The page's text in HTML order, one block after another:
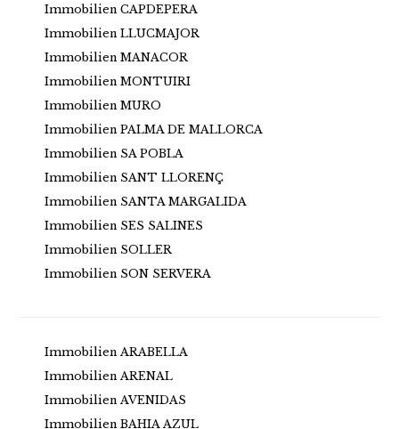
Immobilien CAPDEPERA
Immobilien LLUCMAJOR
Immobilien MANACOR
Immobilien MONTUIRI
Immobilien MURO
Immobilien PALMA DE MALLORCA
Immobilien SA POBLA
Immobilien SANT LLORENÇ
Immobilien SANTA MARGALIDA
Immobilien SES SALINES
Immobilien SOLLER
Immobilien SON SERVERA
Immobilien ARABELLA
Immobilien ARENAL
Immobilien AVENIDAS
Immobilien BAHIA AZUL